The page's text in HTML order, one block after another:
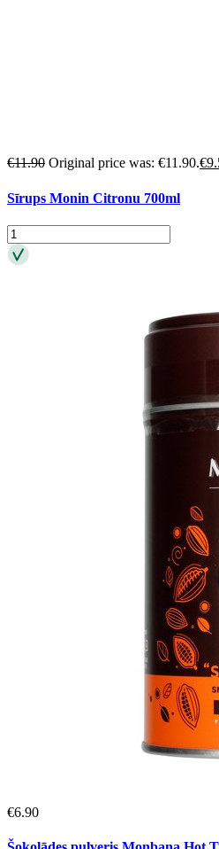
€11.90 Original price was: €11.90.€
Sīrups Monin Citronu 700ml
€6.90